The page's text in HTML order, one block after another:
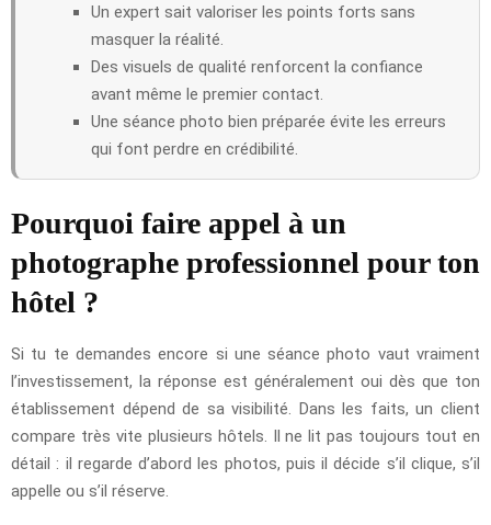
Un expert sait valoriser les points forts sans
masquer la réalité.
Des visuels de qualité renforcent la confiance
avant même le premier contact.
Une séance photo bien préparée évite les erreurs
qui font perdre en crédibilité.
Pourquoi faire appel à un
photographe professionnel pour ton
hôtel ?
Si tu te demandes encore si une séance photo vaut vraiment
l’investissement, la réponse est généralement oui dès que ton
établissement dépend de sa visibilité. Dans les faits, un client
compare très vite plusieurs hôtels. Il ne lit pas toujours tout en
détail : il regarde d’abord les photos, puis il décide s’il clique, s’il
appelle ou s’il réserve.